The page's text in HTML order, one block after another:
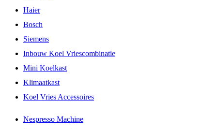
Haier
Bosch
Siemens
Inbouw Koel Vriescombinatie
Mini Koelkast
Klimaatkast
Koel Vries Accessoires
Nespresso Machine